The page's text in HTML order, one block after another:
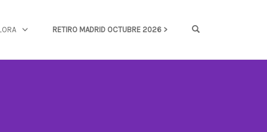
RETIRO MADRID OCTUBRE 2026 > OPEN SEARCH